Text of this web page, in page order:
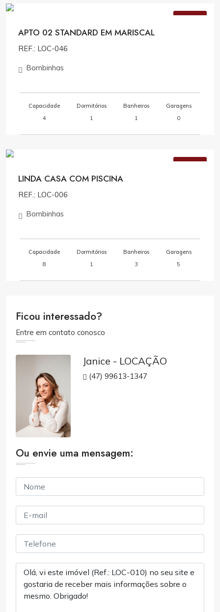
VENDA
APTO 02 STANDARD EM MARISCAL
REF.: LOC-046
Bombinhas
Capacidade
4
Dormitórios
1
Banheiros
1
Garagens
0
VENDA
LINDA CASA COM PISCINA
REF.: LOC-006
Bombinhas
Capacidade
8
Dormitórios
1
Banheiros
3
Garagens
5
Ficou interessado?
Entre em contato conosco
Janice - LOCAÇÃO
(47) 99613-1347
Ou envie uma mensagem: